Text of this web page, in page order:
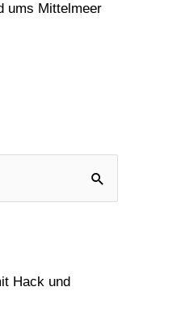
ums Mittelmeer
Hack und